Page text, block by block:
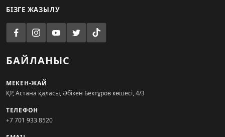
БІЗГЕ ЖАЗЫЛУ
БАЙЛАНЫС
МЕКЕН-ЖАЙ
ҚР, Астана қаласы, Әбікен Бектұров көшесі, 4/3
ТЕЛЕФОН
+7 701 933 8520